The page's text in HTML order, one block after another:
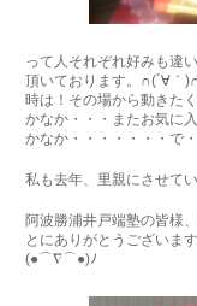
って人それぞれ好みも違
頂いております。∩(´∀｀
時は！その場から動きた
かなか・・・またお気に
かなか・・・・・・・で
私も去年、里親にさせて
阿波勝浦井戸端塾の皆様
とにありがとうございま
(●⌒∇⌒●)ﾉ